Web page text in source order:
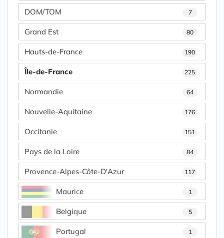
DOM/TOM 7
Grand Est 80
Hauts-de-France 190
Île-de-France 225
Normandie 64
Nouvelle-Aquitaine 176
Occitanie 151
Pays de la Loire 84
Provence-Alpes-Côte-D'Azur 117
Maurice 1
Belgique 5
Portugal 1